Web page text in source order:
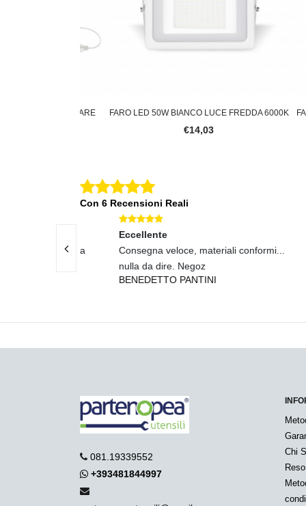
FARO LED 50W BIANCO LUCE FREDDA 6000K
€14,03
FARO
Con 6 Recensioni Reali
Eccellente
Consegna veloce, materiali conformi...
nulla da dire. Negoz
BENEDETTO PANTINI
081.19339552
+393481844997
Chi